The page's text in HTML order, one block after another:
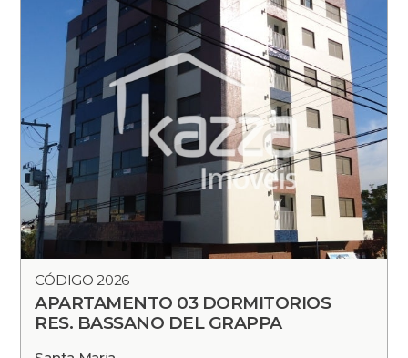
CÓDIGO 2026
APARTAMENTO 03 DORMITORIOS
RES. BASSANO DEL GRAPPA